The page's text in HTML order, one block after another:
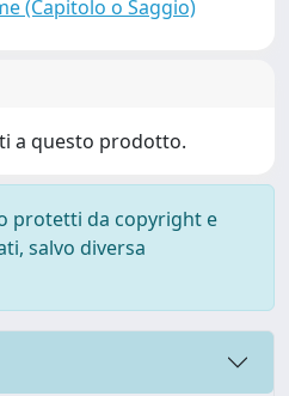
(Capitolo o Saggio)
a questo prodotto.
protetti da copyright e
salvo diversa